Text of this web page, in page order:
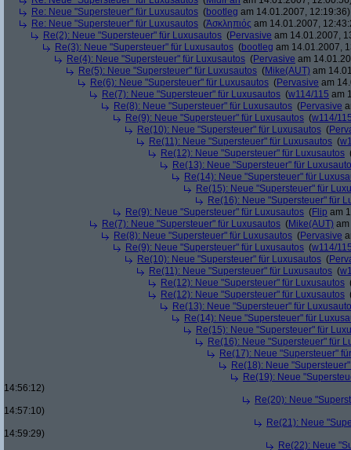
Re: Neue "Supersteuer" für Luxusautos (bootleg am 14.01.2007, 12:19:36)
Re: Neue "Supersteuer" für Luxusautos (Ἀσκληπιός am 14.01.2007,
Re(2): Neue "Supersteuer" für Luxusautos (Pervasive am 14.01.2007,
Re(3): Neue "Supersteuer" für Luxusautos (bootleg am 14.01.2007,
Re(4): Neue "Supersteuer" für Luxusautos (Pervasive am
Re(5): Neue "Supersteuer" für Luxusautos (Mike(AUT) am
Re(6): Neue "Supersteuer" für Luxusautos (Pervasive am
Re(7): Neue "Supersteuer" für Luxusautos (w114/115 am
Re(8): Neue "Supersteuer" für Luxusautos (Pervasive
Re(9): Neue "Supersteuer" für Luxusautos (w114/
Re(10): Neue "Supersteuer" für Luxusautos (
Re(11): Neue "Supersteuer" für Luxusautos (
Re(12): Neue "Supersteuer" für Luxusautos
Re(13): Neue "Supersteuer" für
Re(14): Neue "Supersteuer" für
Re(15): Neue "Supersteuer" für
Re(16): Neue "Supersteuer" für
Re(9): Neue "Supersteuer" für Luxusautos (Flip am
Re(7): Neue "Supersteuer" für Luxusautos (Mike(AUT)
Re(8): Neue "Supersteuer" für Luxusautos (Pervasive
Re(9): Neue "Supersteuer" für Luxusautos (w114/
Re(10): Neue "Supersteuer" für Luxusautos (
Re(11): Neue "Supersteuer" für Luxusautos (
Re(12): Neue "Supersteuer" für Luxusautos
Re(12): Neue "Supersteuer" für Luxusautos
Re(13): Neue "Supersteuer" für
Re(14): Neue "Supersteuer" für
Re(15): Neue "Supersteuer" für
Re(16): Neue "Supersteuer" für
Re(17): Neue "Supersteuer"
Re(18): Neue
Re(19): Neue
14:56:12)
Re(20): Neue
14:57:10)
Re(21): Neue
14:59:29)
Re(22): Neue